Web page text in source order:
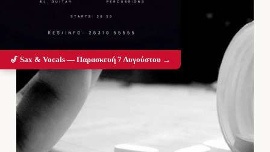
🎷 Sax & Vocals — Παρασκευή 7 Αυγούστου →